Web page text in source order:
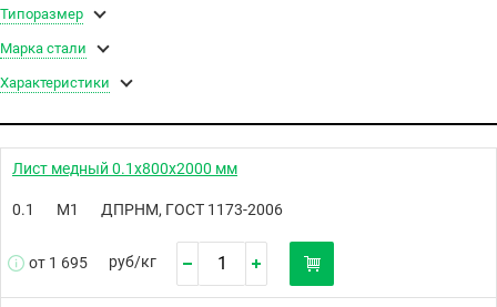
Типоразмер
Марка стали
Характеристики
Лист медный 0.1х800х2000 мм
0.1 М1 ДПРНМ, ГОСТ 1173-2006
от 1 695 руб/кг